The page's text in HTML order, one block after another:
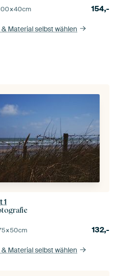
cm 154,-
Material selbst wählen
1
cm 132,-
Material selbst wählen